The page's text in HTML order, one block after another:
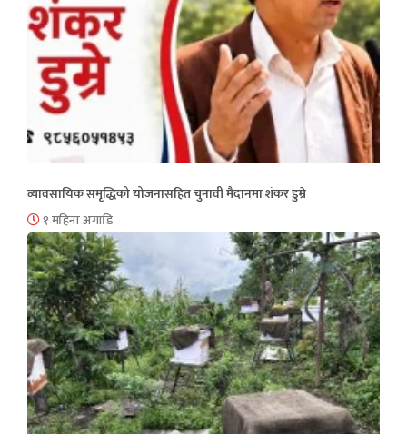
व्यावसायिक समृद्धिको योजनासहित चुनावी मैदानमा शंकर डुम्रे
१ महिना अगाडि